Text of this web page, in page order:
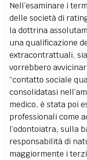
Nell’esaminare i
delle società di
la dottrina
una qualificazione
extracontrattuali,
vorrebbero
“contatto sociale
consolidatasi
medico, è stata poi
professionali come
l’odontoiatra, sulla
responsabilità di
maggiormente i